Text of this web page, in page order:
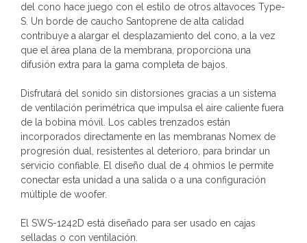
del cono hace juego con el estilo de otros altavoces Type-
S. Un borde de caucho Santoprene de alta calidad
contribuye a alargar el desplazamiento del cono, a la vez
que el área plana de la membrana, proporciona una
difusión extra para la gama completa de bajos.
Disfrutará del sonido sin distorsiones gracias a un sistema
de ventilación perimétrica que impulsa el aire caliente fuera
de la bobina móvil. Los cables trenzados están
incorporados directamente en las membranas Nomex de
progresión dual, resistentes al deterioro, para brindar un
servicio confiable. El diseño dual de 4 ohmios le permite
conectar esta unidad a una salida o a una configuración
múltiple de woofer.
El SWS-1242D está diseñado para ser usado en cajas
selladas o con ventilación.